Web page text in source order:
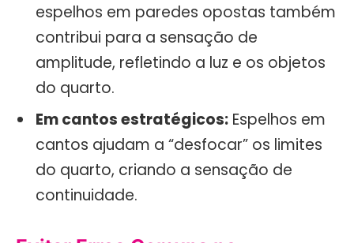
espelhos em paredes opostas também
contribui para a sensação de
amplitude, refletindo a luz e os objetos
do quarto.
Em cantos estratégicos: Espelhos em
cantos ajudam a “desfocar” os limites
do quarto, criando a sensação de
continuidade.